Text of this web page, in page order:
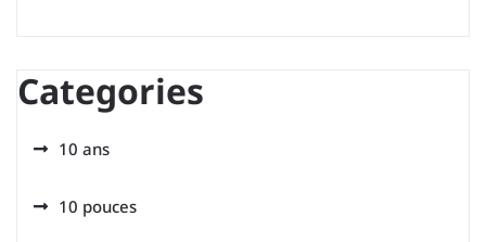
Categories
10 ans
10 pouces